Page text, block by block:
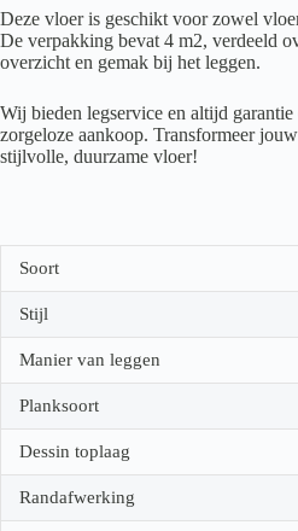
Deze vloer is geschikt voor zowel
De verpakking bevat 4 m2, verdeeld
overzicht en gemak bij het leggen.
Wij bieden legservice en altijd
zorgeloze aankoop. Transformeer
stijlvolle, duurzame vloer!
Soort
Stijl
Manier van leggen
Planksoort
Dessin toplaag
Randafwerking